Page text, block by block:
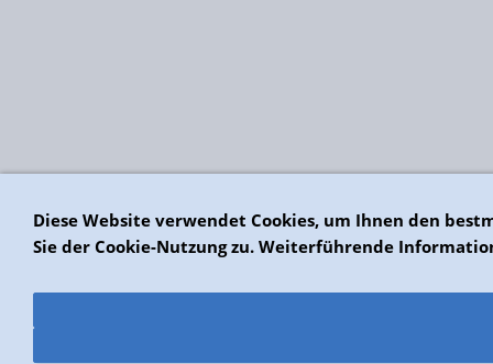
Diese Website verwendet Cookies, um Ihnen den
Sie der Cookie-Nutzung zu. Weiterführende